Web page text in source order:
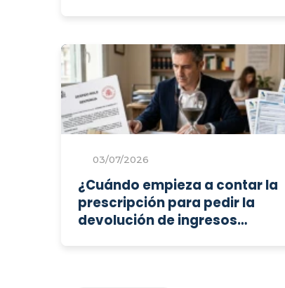
03/07/2026
¿Cuándo empieza a contar la
prescripción para pedir la
devolución de ingresos